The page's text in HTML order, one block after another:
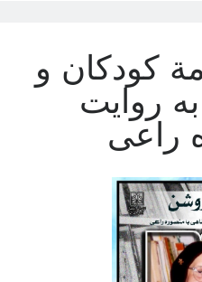
کودکان و
روایت
راعی